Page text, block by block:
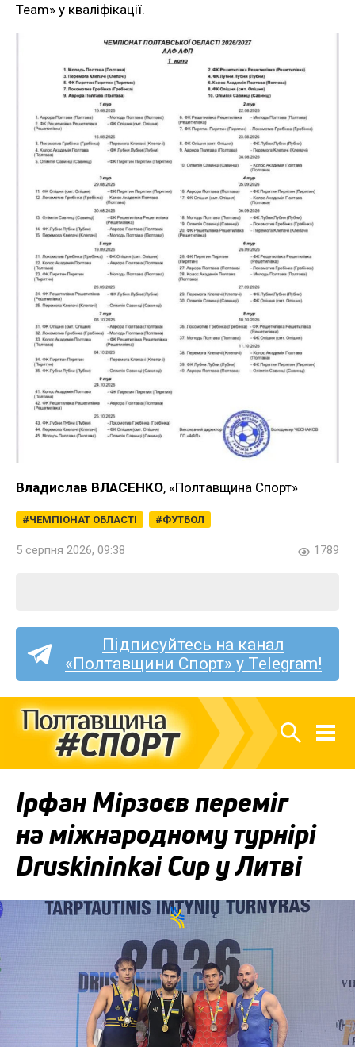
Team» у кваліфікації.
Владислав ВЛАСЕНКО, «Полтавщина Спорт»
ЧЕМПІОНАТ ОБЛАСТІ ФУТБОЛ
5 серпня 2026, 09:38 1789
Підписуйтесь на канал
«Полтавщини Спорт» у Telegram!
Ірфан Мірзоєв переміг
на міжнародному турнірі
Druskininkai Cup у Литві